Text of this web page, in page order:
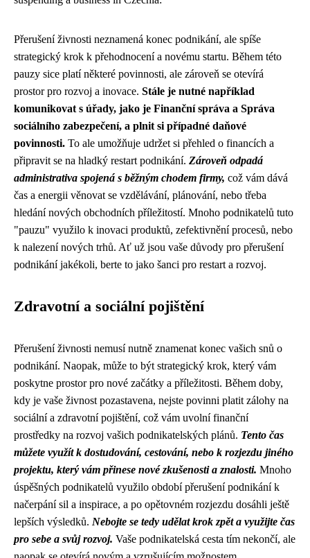
Přerušení živnosti neznamená konec podnikání, ale spíše
strategický krok k přehodnocení a novému startu. Během této
pauzy sice platí některé povinnosti, ale zároveň se otevírá
prostor pro rozvoj a inovace. Stále je nutné například
komunikovat s úřady, jako je Finanční správa a Správa
sociálního zabezpečení, a plnit si případné daňové
povinnosti. To ale umožňuje udržet si přehled o financích a
připravit se na hladký restart podnikání. Zároveň odpadá
administrativa spojená s běžným chodem firmy, což vám dává
čas a energii věnovat se vzdělávání, plánování, nebo třeba
hledání nových obchodních příležitostí. Mnoho podnikatelů tuto
"pauzu" využilo k inovaci produktů, zefektivnění procesů, nebo
k nalezení nových trhů. Ať už jsou vaše důvody pro přerušení
podnikání jakékoli, berte to jako šanci pro restart a rozvoj.
Zdravotní a sociální pojištění
Přerušení živnosti nemusí nutně znamenat konec vašich snů o
podnikání. Naopak, může to být strategický krok, který vám
poskytne prostor pro nové začátky a příležitosti. Během doby,
kdy je vaše živnost pozastavena, nejste povinni platit zálohy na
sociální a zdravotní pojištění, což vám uvolní finanční
prostředky na rozvoj vašich podnikatelských plánů. Tento čas
můžete využít k dostudování, cestování, nebo k rozjezdu jiného
projektu, který vám přinese nové zkušenosti a znalosti. Mnoho
úspěšných podnikatelů využilo období přerušení podnikání k
načerpání sil a inspirace, a po opětovném rozjezdu dosáhli ještě
lepších výsledků. Nebojte se tedy udělat krok zpět a využijte čas
pro sebe a svůj rozvoj. Vaše podnikatelská cesta tím nekončí, ale